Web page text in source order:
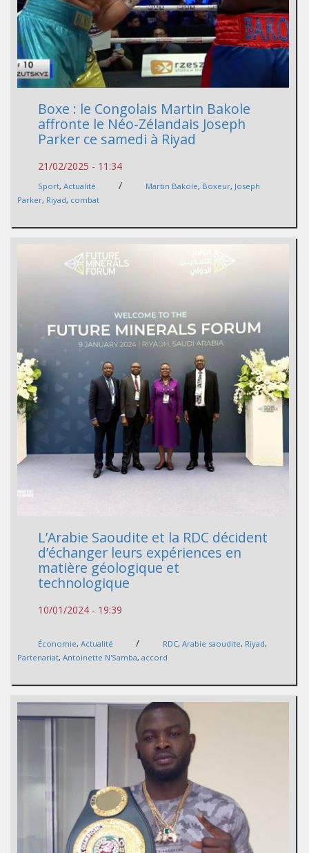
Boxe : le Congolais Martin Bakole
affronte le Néo-Zélandais Joseph
Parker ce samedi à Riyad
21/02/2025 - 11:34
Sport, Actualité / Martin Bakole, Boxeur, Joseph
Parker, Riyad, combat
L’Arabie Saoudite et la RDC décident
d’échanger leurs expériences en
matière géologique et
technologique
10/01/2024 - 19:39
Économie, Actualité / RDC, Arabie saoudite, Riyad,
Partenariat, Antoinette N'Samba, accord